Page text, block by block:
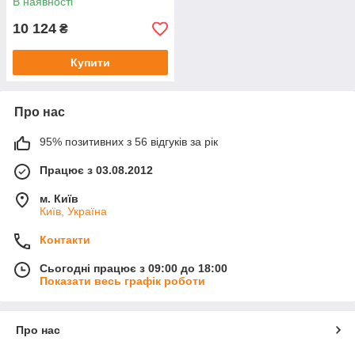
10 124 ₴
Купити
Про нас
95% позитивних з 56 відгуків за рік
Працює з 03.08.2012
м. Київ
Київ, Україна
Контакти
Сьогодні працює з 09:00 до 18:00
Показати весь графік роботи
Про нас